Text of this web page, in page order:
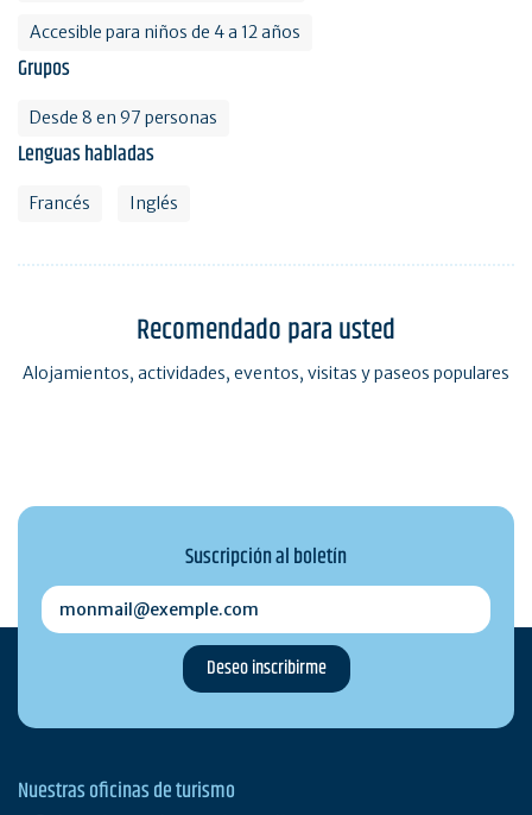
Accesible para niños de 4 a 12 años
Grupos
Desde 8 en 97 personas
Lenguas habladas
Francés Inglés
Recomendado para usted
Alojamientos, actividades, eventos, visitas y paseos populares
Suscripción al boletín
monmail@exemple.com
Nuestras oficinas de turismo